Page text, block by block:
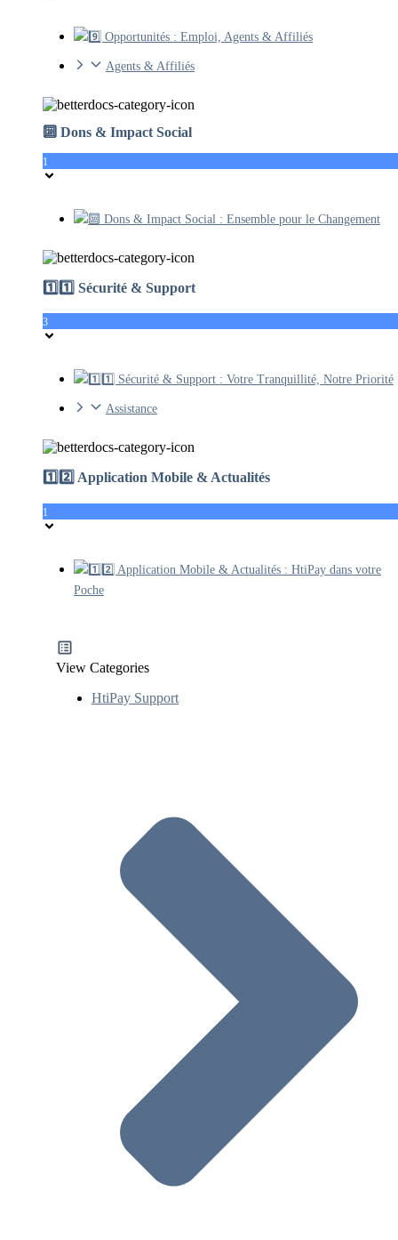
9️⃣ Opportunités : Emploi, Agents & Affiliés
Agents & Affiliés
🔟 Dons & Impact Social
1
🔟 Dons & Impact Social : Ensemble pour le Changement
1️⃣1️⃣ Sécurité & Support
3
1️⃣1️⃣ Sécurité & Support : Votre Tranquillité, Notre Priorité
Assistance
1️⃣2️⃣ Application Mobile & Actualités
1
1️⃣2️⃣ Application Mobile & Actualités : HtiPay dans votre
Poche
View Categories
HtiPay Support